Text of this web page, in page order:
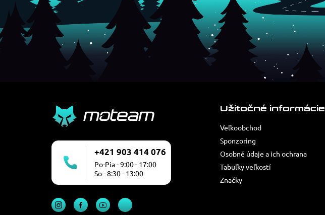
+421 903 414 076
Po-Pia - 9:00 - 17:00
So - 8:30 - 13:00
Užitočné informácie
Veľkoobchod
Sponzoring
Osobné údaje a ich ochrana
Tabuľky veľkostí
Značky